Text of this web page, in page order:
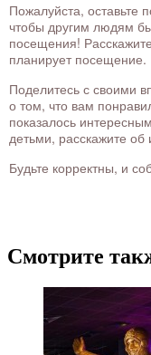
Пожалуйста, оставьте
чтобы другим людям
посещения!
планирует посещение.
Поделитесь с своими
о том, что вам
показалось
детьми, расскажите об
Будьте корректны, и
Смотрите